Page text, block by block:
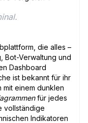
die alles –
Bot-Verwaltung und
Dashboard
ist bekannt für ihr
einem dunklen
für jedes
vollständige
Indikatoren